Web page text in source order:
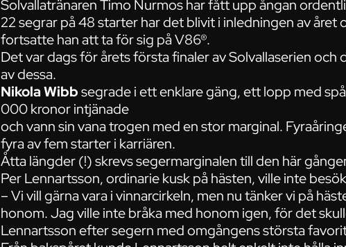
Solvallatränaren Timo Nurmos har fått upp ångan
22 segrar på 48 starter har det blivit i inledningen av
fortsatte han att ta för sig på V86®.
Det var dags för årets första finaler av Solvallaserien
av dessa.
Nikola Wibbsegrade i ett enklare gäng, ett lopp med
000 kronor intjänade
och vann sin vana trogen med en stor marginal.
fyra av fem starter i karriären.
Åtta längder (!) skrevs segermarginalen till den här
Per Lennartsson, ordinarie kusk på hästen, ville inte
– Vi vill gärna vara i vinnarcirkeln, men nu tänker vi på
honom. Jag ville inte bråka med honom igen, för det
Lennartsson efter segern med omgångens största